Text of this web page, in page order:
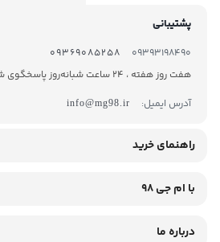
پشتیبانی
09393198490
09369085258
هفت روز هفته ، 24 ساعت شبانه‌روز پاسخگوی شما هستیم.
آدرس ایمیل:
info@mg98.ir
راهنمای خرید
با ام جی 98
درباره ما